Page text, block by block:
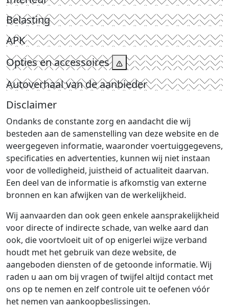
Belasting
APK
Opties en accessoires
Autoverhaal van de aanbieder
Disclaimer
Ondanks de constante zorg en aandacht die wij
besteden aan de samenstelling van deze website en de
weergegeven informatie, waaronder voertuiggegevens,
specificaties en advertenties, kunnen wij niet instaan
voor de volledigheid, juistheid of actualiteit daarvan.
Een deel van de informatie is afkomstig van externe
bronnen en kan afwijken van de werkelijkheid.
Wij aanvaarden dan ook geen enkele aansprakelijkheid
voor directe of indirecte schade, van welke aard dan
ook, die voortvloeit uit of op enigerlei wijze verband
houdt met het gebruik van deze website, de
aangeboden diensten of de getoonde informatie. Wij
raden u aan om bij vragen of twijfel altijd contact met
ons op te nemen en zelf controle uit te oefenen vóór
het nemen van aankoopbeslissingen.